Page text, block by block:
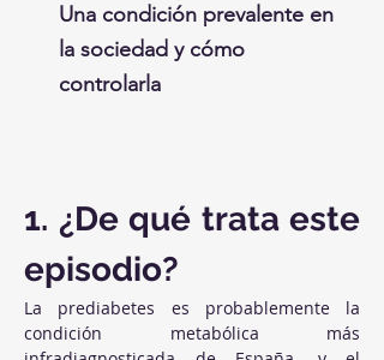
Una condición prevalente en
la sociedad y cómo
controlarla
1. ¿De qué trata este
episodio?
La prediabetes es probablemente la
condición metabólica más